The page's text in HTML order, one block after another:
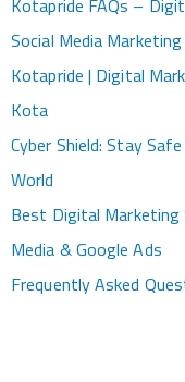
Kotapride FAQs –
Social Media Marketing
Kotapride | Digital
Kota
Cyber Shield: Stay
World
Best Digital Marketing
Media & Google Ads
Frequently Asked